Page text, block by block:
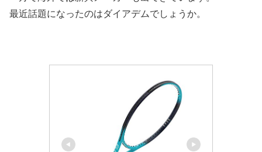
最近話題になったのはダイアデムでしょうか。